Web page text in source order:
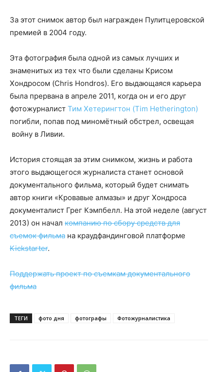
За этот снимок автор был награжден Пулитцеровской
премией в 2004 году.
Эта фотография была одной из самых лучших и
знаменитых из тех что были сделаны Крисом
Хондросом (Chris Hondros). Его выдающаяся карьера
была прервана в апреле 2011, когда он и его друг
фотожурналист Тим Хетерингтон (Tim Hetherington)
погибли, попав под миномётный обстрел, освещая
войну в Ливии.
История стоящая за этим снимком, жизнь и работа
этого выдающегося журналиста станет основой
документального фильма, который будет снимать
автор книги «Кровавые алмазы» и друг Хондроса
документалист Грег Кэмпбелл. На этой неделе (август
2013) он начал компанию по сбору средств для
съемок фильма на краудфандинговой платформе
Kickstarter.
Поддержать проект по съемкам документального
фильма
ТЕГИ фото дня фотографы Фотожурналистика